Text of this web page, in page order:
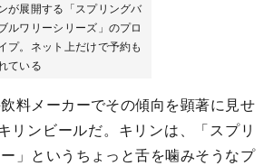
が展開する「スプリングバ
ルワリーシリーズ」のプロ
プ。ネット上だけで予約も
ている
料メーカーでその傾向を顕著に見せ
リンビールだ。キリンは、「スプリ
」というちょっと舌を噛みそうなプ